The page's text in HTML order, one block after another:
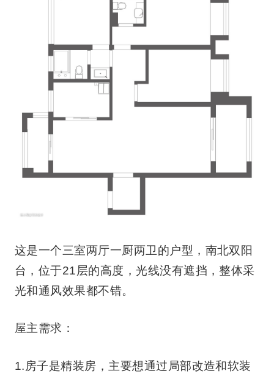
这是一个三室两厅一厨两卫的户型，南北双阳
台，位于21层的高度，光线没有遮挡，整体采
光和通风效果都不错。
屋主需求：
1.房子是精装房，主要想通过局部改造和软装